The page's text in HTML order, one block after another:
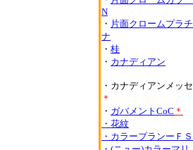
N
・ 片面クロームプラチ
ナ
・ 桂
・ カナディアン
・カナディアンメッセ
＊
・ ガバメントCoC ＊
・ 花紋
・ カラープランーＦＳ